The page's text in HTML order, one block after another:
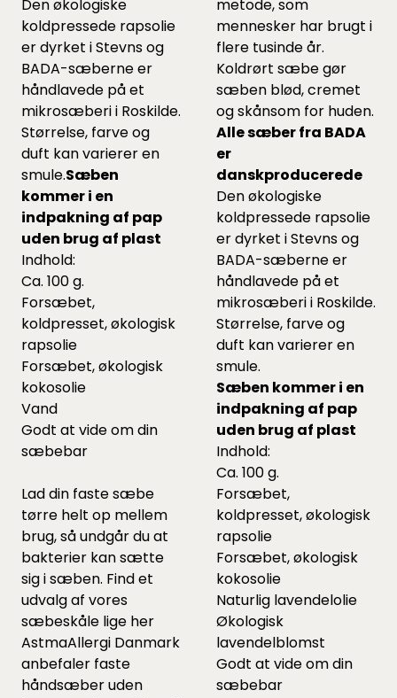
Den økologiske
koldpressede rapsolie
er dyrket i Stevns og
BADA-sæberne er
håndlavede på et
mikrosæberi i Roskilde.
Størrelse, farve og
duft kan varierer en
smule.Sæben
kommer i en
indpakning af pap
uden brug af plast
Indhold:
Ca. 100 g.
Forsæbet,
koldpresset, økologisk
rapsolie
Forsæbet, økologisk
kokosolie
Vand
Godt at vide om din
sæbebar
Lad din faste sæbe
tørre helt op mellem
brug, så undgår du at
bakterier kan sætte
sig i sæben. Find et
udvalg af vores
sæbeskåle lige her
AstmaAllergi Danmark
anbefaler faste
håndsæber uden
metode, som
mennesker har brugt i
flere tusinde år.
Koldrørt sæbe gør
sæben blød, cremet
og skånsom for huden.
Alle sæber fra BADA
er
danskproducerede
Den økologiske
koldpressede rapsolie
er dyrket i Stevns og
BADA-sæberne er
håndlavede på et
mikrosæberi i Roskilde.
Størrelse, farve og
duft kan varierer en
smule.
Sæben kommer i en
indpakning af pap
uden brug af plast
Indhold:
Ca. 100 g.
Forsæbet,
koldpresset, økologisk
rapsolie
Forsæbet, økologisk
kokosolie
Naturlig lavendelolie
Økologisk
lavendelblomst
Godt at vide om din
sæbebar